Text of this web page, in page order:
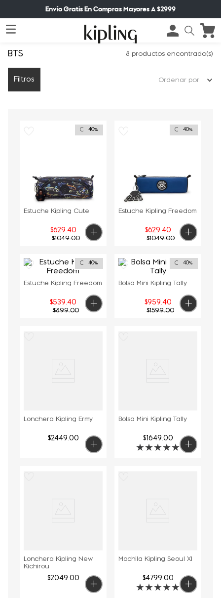
Envío Gratis En Compras Mayores A $2999
BTS 8 productos
Filtros Ordenar por
Outlet
40%
Estuche Kipling Cute
$629.40
$1049.00
Outlet
40%
Estuche Kipling Freedom
$629.40
$1049.00
Outlet
40%
Estuche Kipling Freedom
$539.40
$899.00
Outlet
40%
Bolsa Mini Kipling Tally
$959.40
$1599.00
Lonchera Kipling Ermy
$2449.00
Bolsa Mini Kipling Tally
$1649.00
★★★★★
Lonchera Kipling New
Kichirou
$2049.00
Mochila Kipling Seoul Xl
$4799.00
★★★★★